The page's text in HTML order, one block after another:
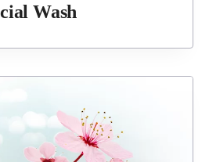
Wash